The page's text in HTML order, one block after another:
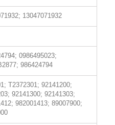
13047071932
0986495023;
986424794
T2372301; 92141200;
92141300; 92141303;
982001413; 89007900;